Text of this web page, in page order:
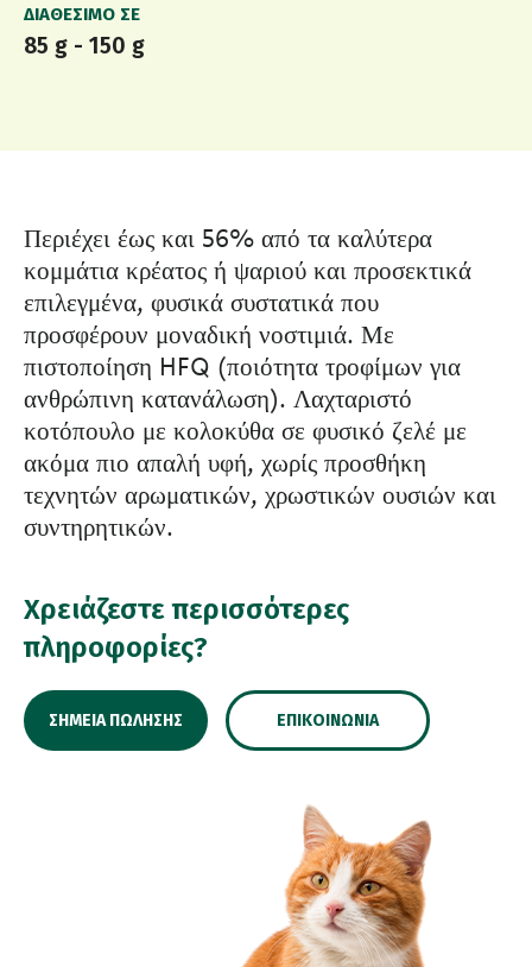
ΔΙΑΘΈΣΙΜΟ ΣΕ
85 g - 150 g
Περιέχει έως και 56% από τα καλύτερα
κομμάτια κρέατος ή ψαριού και προσεκτικά
επιλεγμένα, φυσικά συστατικά που
προσφέρουν μοναδική νοστιμιά. Με
πιστοποίηση HFQ (ποιότητα τροφίμων για
ανθρώπινη κατανάλωση). Λαχταριστό
κοτόπουλο με κολοκύθα σε φυσικό ζελέ με
ακόμα πιο απαλή υφή, χωρίς προσθήκη
τεχνητών αρωματικών, χρωστικών ουσιών και
συντηρητικών.
Χρειάζεστε περισσότερες
πληροφορίες?
ΣΗΜΕΊΑ ΠΏΛΗΣΗΣ ΕΠΙΚΟΙΝΩΝΊΑ